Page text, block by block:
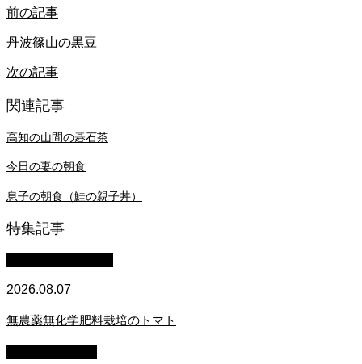
前の記事
丹波篠山の黒豆
次の記事
関連記事
高知の山間の碁石茶
今日の妻の朝食
息子の朝食（鮭の親子丼）
特集記事
2026.08.07
無農薬無化学肥料栽培のトマト